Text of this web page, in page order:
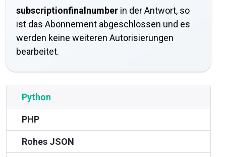
subscriptionfinalnumber in der Antwort, so
ist das Abonnement abgeschlossen und es
werden keine weiteren Autorisierungen
bearbeitet.
Python
PHP
Rohes JSON